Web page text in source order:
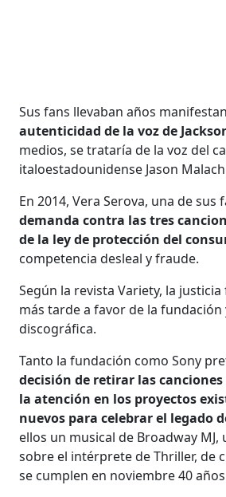
Sus fans llevaban años
autenticidad de la voz de
medios, se trataría de la voz del
italoestadounidense Jason
En 2014, Vera Serova, una de sus
demanda contra las tres
de la ley de protección del
competencia desleal y fraude.
Según la revista Variety, la
más tarde a favor de la fundación
discográfica.
Tanto la fundación como Sony
decisión de retirar las
la atención en los proyectos
nuevos para celebrar el legado
ellos un musical de Broadway
sobre el intérprete de Thriller, de
se cumplen en noviembre 40